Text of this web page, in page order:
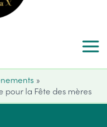
pour la Fête des mères